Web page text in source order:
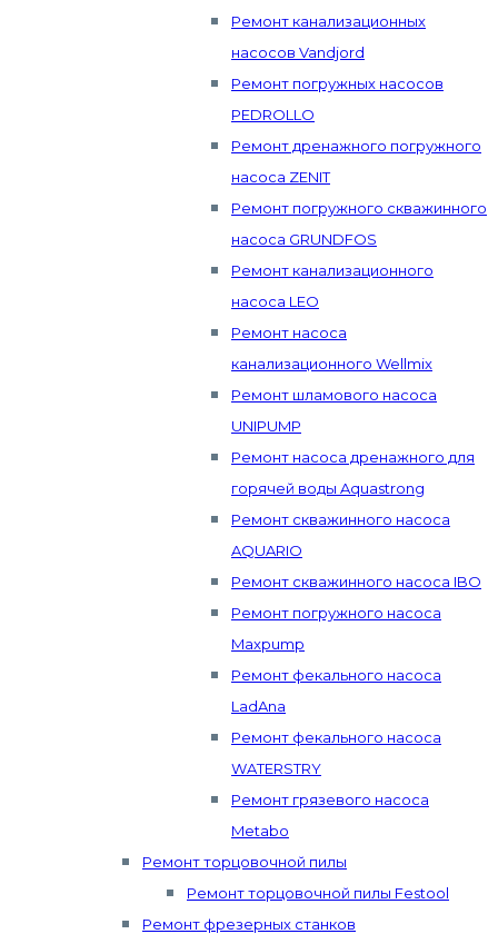
Ремонт канализационных
насосов Vandjord
Ремонт погружных насосов
PEDROLLO
Ремонт дренажного погружного
насоса ZENIT
Ремонт погружного скважинного
насоса GRUNDFOS
Ремонт канализационного
насоса LEO
Ремонт насоса
канализационного Wellmix
Ремонт шламового насоса
UNIPUMP
Ремонт насоса дренажного для
горячей воды Aquastrong
Ремонт скважинного насоса
AQUARIO
Ремонт скважинного насоса IBO
Ремонт погружного насоса
Maxpump
Ремонт фекального насоса
LadAna
Ремонт фекального насоса
WATERSTRY
Ремонт грязевого насоса
Metabo
Ремонт торцовочной пилы
Ремонт торцовочной пилы Festool
Ремонт фрезерных станков